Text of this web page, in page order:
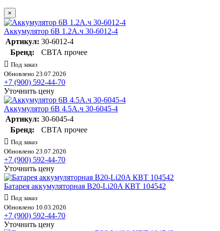
×
Аккумулятор 6В 1.2А.ч 30-6012-4
Артикул: 30-6012-4
Бренд:
СВТА прочее
Под заказ
Обновлено 23.07.2026
+7 (900) 592-44-70
Уточнить цену
Аккумулятор 6В 4.5А.ч 30-6045-4
Артикул: 30-6045-4
Бренд:
СВТА прочее
Под заказ
Обновлено 23.07.2026
+7 (900) 592-44-70
Уточнить цену
Батарея аккумуляторная B20-Li20A КВТ 104542
Под заказ
Обновлено 10.03.2026
+7 (900) 592-44-70
Уточнить цену